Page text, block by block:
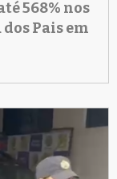
568% nos
Pais em